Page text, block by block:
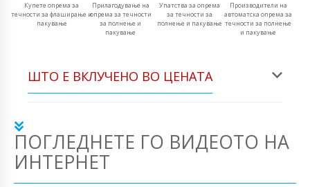
Купете опрема за
течности за флаширање и
пакување
Прилагодување на
опрема за течности
за полнење и
пакување
Упатства за опрема
за течности за
полнење и пакување
Производители на
автоматска опрема за
течности за полнење
и пакување
ШТО Е ВКЛУЧЕНО ВО ЦЕНАТА
ПОГЛЕДНЕТЕ ГО ВИДЕОТО НА
ИНТЕРНЕТ